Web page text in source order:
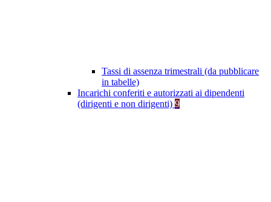
Tassi di assenza trimestrali (da pubblicare
in tabelle)
Incarichi conferiti e autorizzati ai dipendenti
(dirigenti e non dirigenti) 9